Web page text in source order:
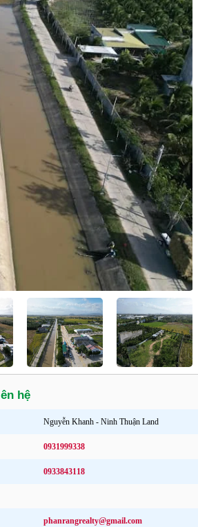
hệ
Nguyễn Khanh - Ninh Thuận Land
0931999338
0933843118
phanrangrealty@gmail.com